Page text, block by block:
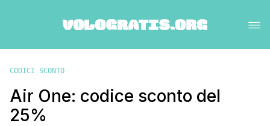
CODICI SCONTO
Air One: codice sconto del
25%